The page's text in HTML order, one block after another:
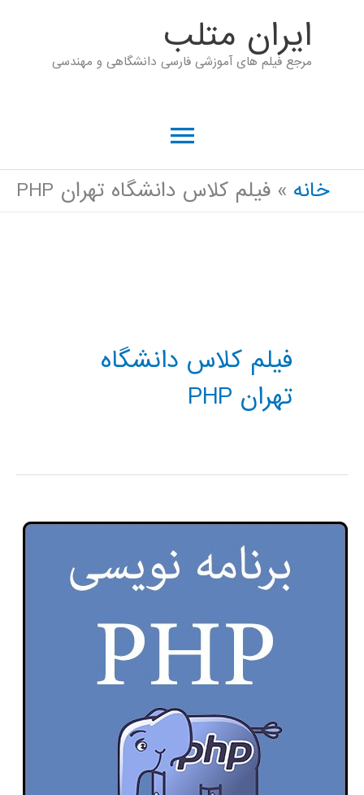
ايران متلب
مرجع فیلم های آموزشی فارسی دانشگاهی و مهندسی
فهرست
اصلی
خانه فیلم کلاس دانشگاه تهران PHP
فیلم کلاس دانشگاه
تهران PHP